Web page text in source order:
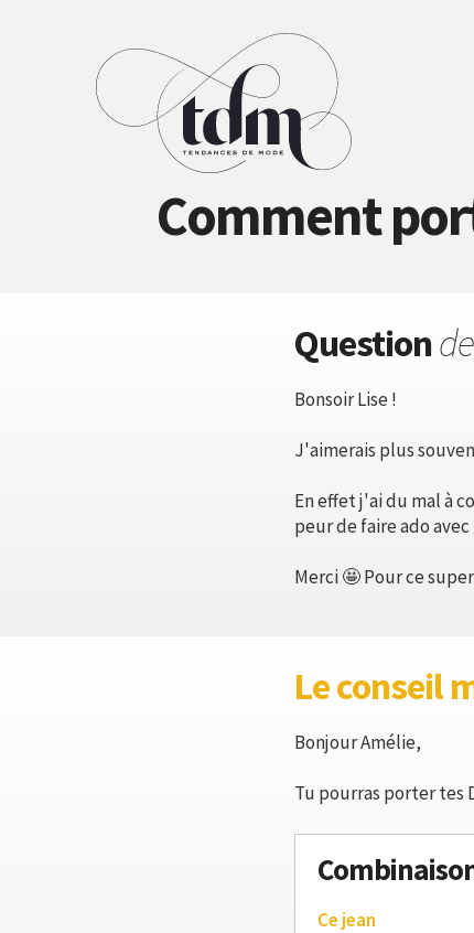
Comment
Question
Bonsoir Lise !
J'aimerais plus
En effet j'ai du mal à
peur de faire ado
Merci 🤩 Pour ce
Le conseil
Bonjour Amélie,
Tu pourras porter tes
Ce jean